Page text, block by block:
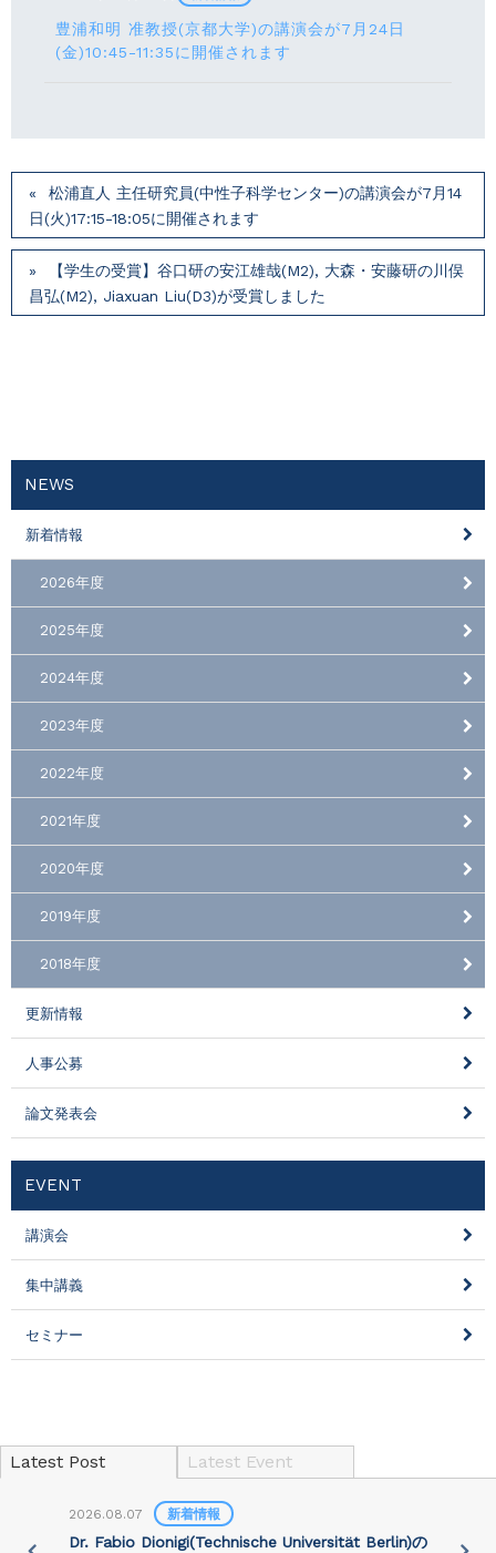
豊浦和明 准教授(京都大学)の講演会が7月24⽇
(⾦)10:45-11:35に開催されます
松浦直人 主任研究員(中性子科学センター)の講演会が7月14
⽇(火)17:15-18:05に開催されます
【学生の受賞】谷口研の安江雄哉(M2), 大森・安藤研の川俣
昌弘(M2), Jiaxuan Liu(D3)が受賞しました
NEWS
新着情報
2026年度
2025年度
2024年度
2023年度
2022年度
2021年度
2020年度
2019年度
2018年度
更新情報
人事公募
論文発表会
EVENT
講演会
集中講義
セミナー
Latest Post Latest Event
2026.08.07 新着情報
Dr. Fabio Dionigi(Technische Universität Berlin)の